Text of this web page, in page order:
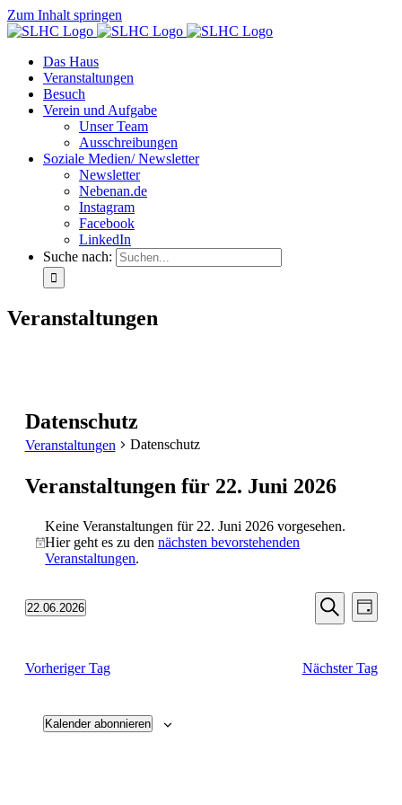
Zum Inhalt springen
Das Haus
Veranstaltungen
Besuch
Verein und Aufgabe
Unser Team
Ausschreibungen
Soziale Medien/ Newsletter
Newsletter
Nebenan.de
Instagram
Facebook
LinkedIn
Suche nach:
Veranstaltungen
Datenschutz
Veranstaltungen Datenschutz
Veranstaltungen für 22. Juni 2026
Hinweis
Keine Veranstaltungen für 22. Juni 2026 vorgesehen.
Hier geht es zu dennächsten bevorstehenden
Veranstaltungen.
Suche
Suche
Tag
22.06.2026
Vorheriger Tag
Nächster Tag
Kalender abonnieren